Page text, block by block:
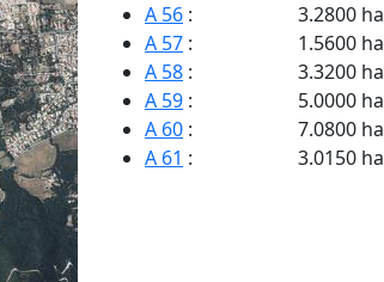
A 56 :
3.2800 ha
A 57 :
1.5600 ha
A 58 :
3.3200 ha
A 59 :
5.0000 ha
A 60 :
7.0800 ha
A 61 :
3.0150 ha